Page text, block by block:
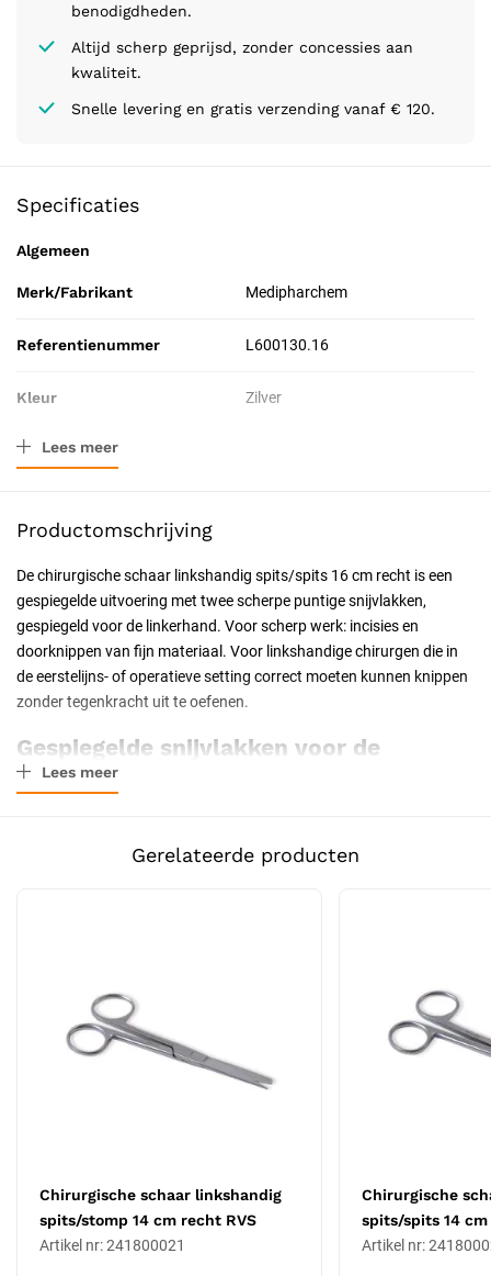
benodigdheden.
Altijd scherp geprijsd, zonder concessies aan
kwaliteit.
Snelle levering en gratis verzending vanaf € 120.
Specificaties
Algemeen
Merk/Fabrikant Medipharchem
Referentienummer L600130.16
Kleur Zilver
Materiaal
Toepassing Chirurgisch
Resorbeerbaar (hechtdraad) Nee
Geschiktheid
Professioneel, Particulier,
CE-gecertificeerd
Lees meer
Productomschrijving
De chirurgische schaar linkshandig spits/spits 16 cm recht is een
gespiegelde uitvoering met twee scherpe puntige snijvlakken,
gespiegeld voor de linkerhand. Voor scherp werk: incisies en
doorknippen van fijn materiaal. Voor linkshandige chirurgen die in
de eerstelijns- of operatieve setting correct moeten kunnen knippen
zonder tegenkracht uit te oefenen.
Gespiegelde snijvlakken voor de
linkerhand
natuurlijke draaipunt van de pols, zonder dat de gebruiker
Voor linkshandige zorgverleners die de standaard spits/spits
schaar nodig hebben in de rechte 16 cm uitvoering. Inzetbaar in
algemene chirurgische sets, polikliniekopstellingen en
specialistische werkstations. De schaar wordt gebruikt voor
en EN 10088-3:2014. CE-gemarkeerd als herbruikbaar niet-steriel
medisch hulpmiddel met vijf jaar fabrieksgarantie. De gespiegelde
Lees meer
Gerelateerde producten
Chirurgische schaar linkshandig
spits/stomp 14 cm recht RVS
Artikel nr: 241800021
Chirurgische
spits/spits 14 cm
Artikel nr: